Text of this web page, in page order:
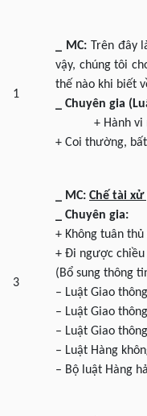
1
_ MC: Trên đây
vậy, chúng tôi
thế nào khi biết
_ Chuyên gia
+ Hành vi
+ Coi thường,
3
_ MC: Chế tài
_ Chuyên gia:
+ Không tuân
+ Đi ngược
(Bổ sung thông
– Luật Giao
– Luật Giao
– Luật Giao
– Luật Hàng
– Bộ luật Hàng